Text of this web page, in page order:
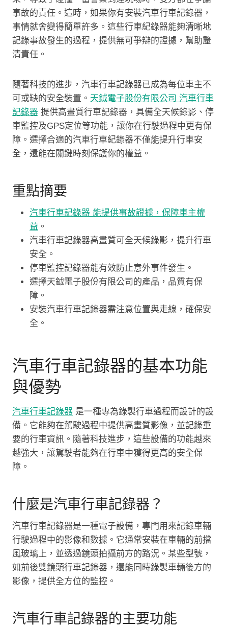
事故的責任。這時，如果你有安裝汽車行車記錄器，
事情就會變得簡單許多。這些行車紀錄器能夠清晰地
記錄事故發生的過程，提供無可爭辯的證據，幫助釐
清責任。
隨著科技的進步，汽車行車記錄器已成為每位車主不
可或缺的安全裝置。 天鉞電子股份有限公司 汽車行車
記錄器 提供高畫質行車記錄器，具備全天候錄影、停
車監控及GPS定位等功能，讓你在行駛過程中更有保
障。選擇合適的汽車行車紀錄器不僅能提升行車安
全，還能在關鍵時刻保護你的權益。
重點摘要
汽車行車記錄器 能提供事故證據，保障車主權
益 。
汽車行車記錄器高畫質可全天候錄影，提升行車
安全。
停車監控記錄器能有效防止意外事件發生。
選擇天鉞電子股份有限公司的產品，品質有保
障。
安裝汽車行車記錄器需注意位置與走線，確保安
全。
汽車行車記錄器的基本功能
與優勢
汽車行車記錄器 是一種專為錄製行車過程而設計的設
備。它能夠在駕駛過程中提供高畫質影像，並記錄重
要的行車資訊。隨著科技進步，這些設備的功能越來
越強大，讓駕駛者能夠在行車中獲得更高的安全保
障。
什麼是汽車行車記錄器？
汽車行車記錄器是一種電子設備，專門用來記錄車輛
行駛過程中的影像和數據。它通常安裝在車輛的前擋
風玻璃上，並透過鏡頭拍攝前方的路況。某些型號，
如前後雙鏡頭行車記錄器，還能同時錄製車輛後方的
影像，提供全方位的監控。
汽車行車記錄器的主要功能